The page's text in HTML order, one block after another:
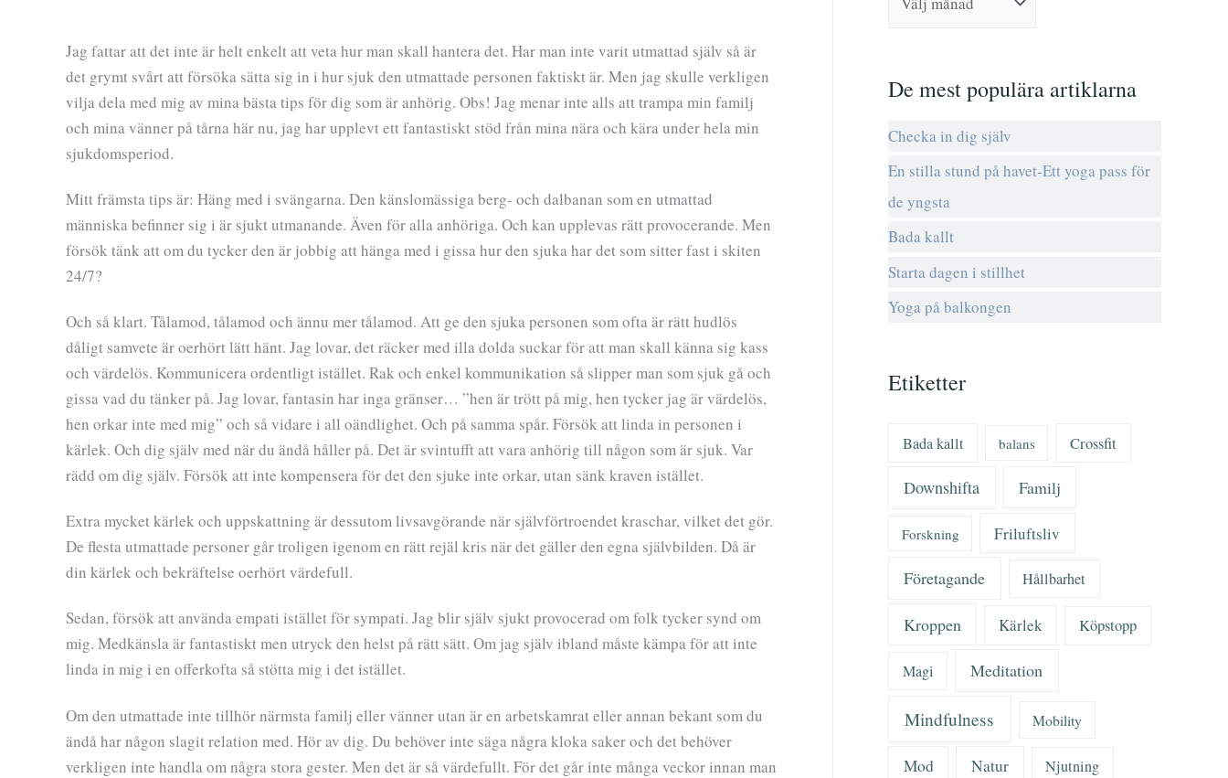
Jag fattar att det inte är helt enkelt att veta hur man skall hantera det. Har man inte varit utmattad själv så är
det grymt svårt att försöka sätta sig in i hur sjuk den utmattade personen faktiskt är. Men jag skulle verkligen
vilja dela med mig av mina bästa tips för dig som är anhörig. Obs! Jag menar inte alls att trampa min familj
och mina vänner på tårna här nu, jag har upplevt ett fantastiskt stöd från mina nära och kära under hela min
sjukdomsperiod.
Mitt främsta tips är: Häng med i svängarna. Den känslomässiga berg- och dalbanan som en utmattad
människa befinner sig i är sjukt utmanande. Även för alla anhöriga. Och kan upplevas rätt provocerande. Men
försök tänk att om du tycker den är jobbig att hänga med i gissa hur den sjuka har det som sitter fast i skiten
24/7?
Och så klart. Tålamod, tålamod och ännu mer tålamod. Att ge den sjuka personen som ofta är rätt hudlös
dåligt samvete är oerhört lätt hänt. Jag lovar, det räcker med illa dolda suckar för att man skall känna sig kass
och värdelös. Kommunicera ordentligt istället. Rak och enkel kommunikation så slipper man som sjuk gå och
gissa vad du tänker på. Jag lovar, fantasin har inga gränser… ”hen är trött på mig, hen tycker jag är värdelös,
hen orkar inte med mig” och så vidare i all oändlighet. Och på samma spår. Försök att linda in personen i
kärlek. Och dig själv med när du ändå håller på. Det är svintufft att vara anhörig till någon som är sjuk. Var
rädd om dig själv. Försök att inte kompensera för det den sjuke inte orkar, utan sänk kraven istället.
Extra mycket kärlek och uppskattning är dessutom livsavgörande när självförtroendet kraschar, vilket det gör.
De flesta utmattade personer går troligen igenom en rätt rejäl kris när det gäller den egna självbilden. Då är
din kärlek och bekräftelse oerhört värdefull.
Sedan, försök att använda empati istället för sympati. Jag blir själv sjukt provocerad om folk tycker synd om
mig. Medkänsla är fantastiskt men utryck den helst på rätt sätt. Om jag själv ibland måste kämpa för att inte
linda in mig i en offerkofta så stötta mig i det istället.
Om den utmattade inte tillhör närmsta familj eller vänner utan är en arbetskamrat eller annan bekant som du
ändå har någon slagit relation med. Hör av dig. Du behöver inte säga några kloka saker och det behöver
verkligen inte handla om några stora gester. Men det är så värdefullt. För det går inte många veckor innan man
r
De mest populära artiklarna
Checka in dig själv
En stilla stund på havet-Ett yoga pass för
de yngsta
Bada kallt
Starta dagen i stillhet
Yoga på balkongen
Etiketter
Bada kallt balans Crossfit
Downshifta Familj
Forskning Friluftsliv
Företagande Hållbarhet
Kroppen Kärlek Köpstopp
Magi Meditation
Mindfulness Mobility
Mod Natur Njutning